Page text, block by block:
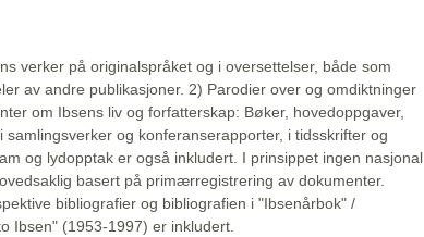
verker på originalspråket og i oversettelser, både som
av andre publikasjoner. 2) Parodier over og omdiktninger
om Ibsens liv og forfatterskap: Bøker, hovedoppgaver,
og konferanserapporter, i tidsskrifter og
og lydopptak er også inkludert. I prinsippet ingen nasjonal
basert på primærregistrering av dokumenter.
bibliografier og bibliografien i "Ibsenårbok" /
Ibsen" (1953-1997) er inkludert.